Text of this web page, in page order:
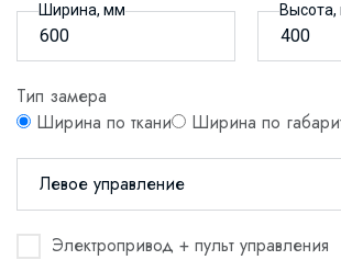
Ширина, мм
Тип замера
Ширина по ткани
Ширина по
Левое управление
Электропривод + пульт управления